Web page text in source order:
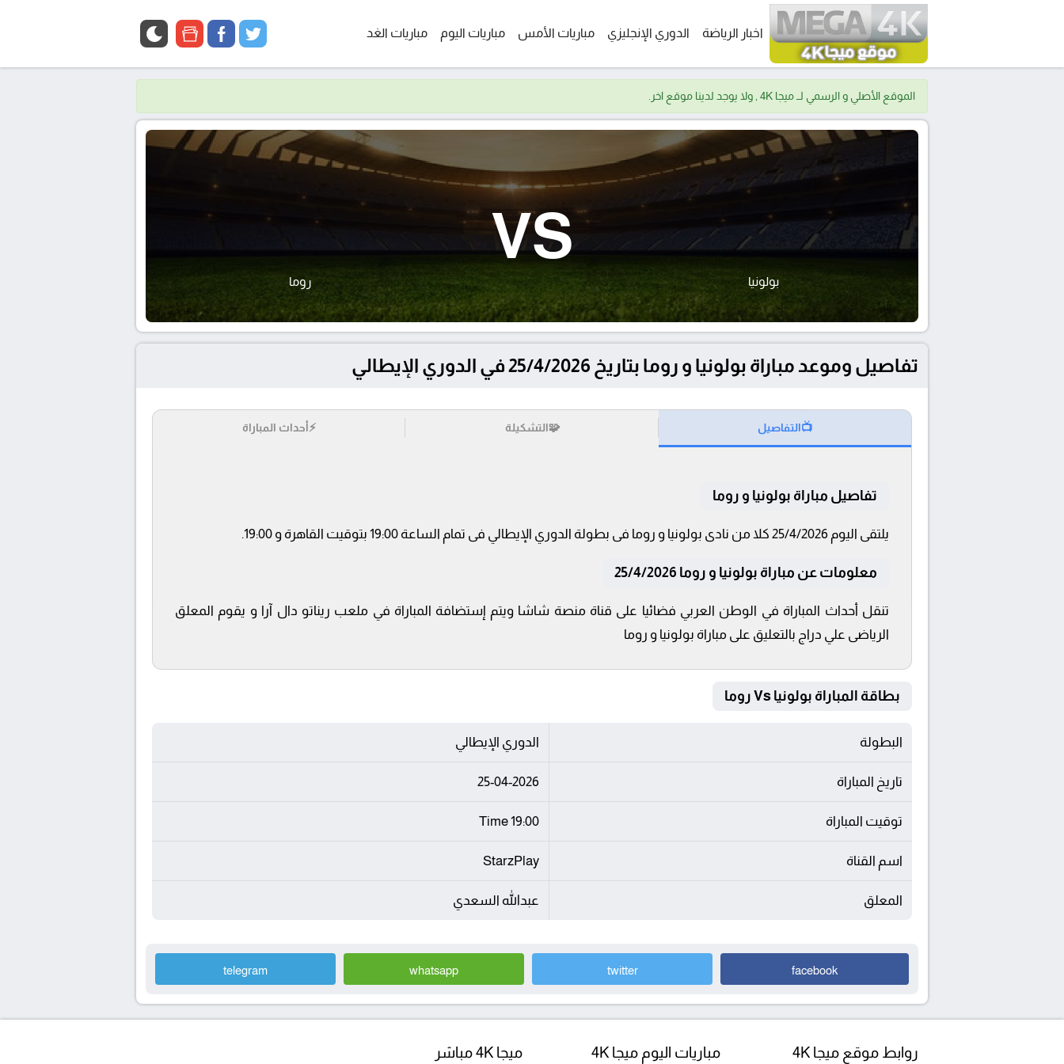
اخبار الرياضة الدوري الإنجليزي مباريات الأمس مباريات اليوم مباريات الغد twitter
facebook
google
الموقع الأصلي و الرسمي لــ ميجا 4K , ولا يوجد لدينا موقع اخر.
بولونيا
VS
روما
تفاصيل وموعد مباراة بولونيا و روما بتاريخ 25/4/2026 في الدوري الإيطالي
📺التفاصيل 🧩التشكيلة ⚡أحداث المباراة
تفاصيل مباراة بولونيا و روما
يلتقى اليوم 25/4/2026 كلا من نادى بولونيا و روما فى بطولة الدوري الإيطالي فى تمام الساعة 19:00 بتوقيت القاهرة و 19:00.
معلومات عن مباراة بولونيا و روما 25/4/2026
تنقل أحداث المباراة في الوطن العربي فضائيا على قناة منصة شاشا ويتم إستضافة المباراة في ملعب ريناتو دال آرا و يقوم المعلق
الرياضى علي دراج بالتعليق على مباراة بولونيا و روما
بطاقة المباراة بولونيا Vs روما
البطولة الدوري الإيطالي
تاريخ المباراة 25-04-2026
توقيت المباراة 19:00 Time
اسم القناة StarzPlay
المعلق عبدالله السعدي
facebook
twitter
whatsapp
telegram
روابط موقع ميجا 4K مباريات اليوم ميجا 4K ميجا 4K مباشر